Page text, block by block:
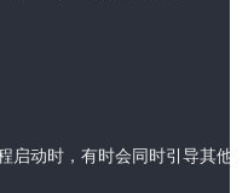
，有时会同时引导其他多